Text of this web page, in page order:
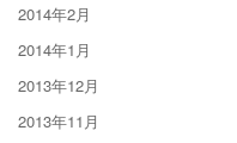
2014年2月
2014年1月
2013年12月
2013年11月